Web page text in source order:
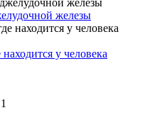
железы
у человека